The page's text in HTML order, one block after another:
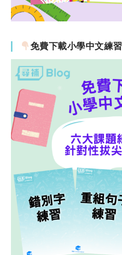
免費下載小學中文練習